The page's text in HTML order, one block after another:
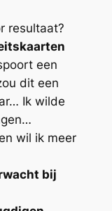
resultaat?
een
dit een
Ik wilde
wil ik meer
bij